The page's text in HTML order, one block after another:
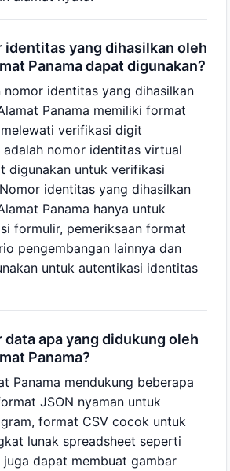
identitas yang dihasilkan oleh
Panama dapat digunakan?
nomor identitas yang dihasilkan
Panama memiliki format
verifikasi digit
adalah nomor identitas virtual
digunakan untuk verifikasi
identitas yang dihasilkan
Panama hanya untuk
formulir, pemeriksaan format
pengembangan lainnya dan
untuk autentikasi identitas
data apa yang didukung oleh
Panama?
Panama mendukung beberapa
JSON nyaman untuk
format CSV cocok untuk
lunak spreadsheet seperti
juga dapat membuat gambar